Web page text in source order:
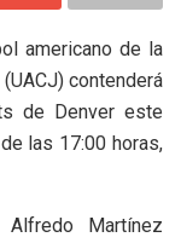
americano de la
contenderá
de Denver este
las 17:00 horas,
Martínez